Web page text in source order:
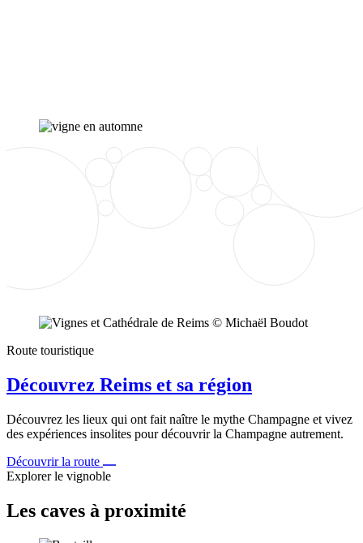
Route touristique
Découvrez Reims et sa région
Découvrez les lieux qui ont fait naître le mythe Champagne et vivez
des expériences insolites pour découvrir la Champagne autrement.
Découvrir la route
Explorer le vignoble
Les caves à proximité